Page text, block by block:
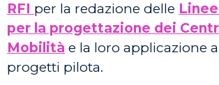
RFI per la redazione delle
per la progettazione dei
Mobilità e la loro applicazione
progetti pilota.